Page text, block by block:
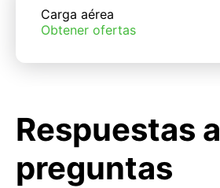
Carga aérea
Obtener ofertas
Respuestas a
preguntas